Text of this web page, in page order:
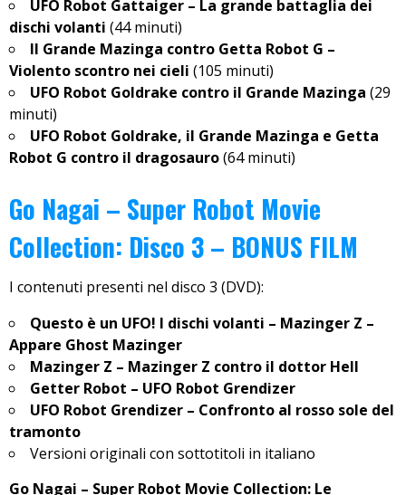
UFO Robot Gattaiger – La grande battaglia dei
dischi volanti (44 minuti)
Il Grande Mazinga contro Getta Robot G –
Violento scontro nei cieli (105 minuti)
UFO Robot Goldrake contro il Grande Mazinga (29
minuti)
UFO Robot Goldrake, il Grande Mazinga e Getta
Robot G contro il dragosauro(64 minuti)
Go Nagai – Super Robot Movie
Collection: Disco 3 – BONUS FILM
I contenuti presenti nel disco 3 (DVD):
Questo è un UFO! I dischi volanti – Mazinger Z –
Appare Ghost Mazinger
Mazinger Z – Mazinger Z contro il dottor Hell
Getter Robot – UFO Robot Grendizer
UFO Robot Grendizer – Confronto al rosso sole del
tramonto
Versioni originali con sottotitoli in italiano
Go Nagai – Super Robot Movie Collection: Le